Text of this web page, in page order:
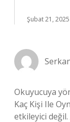
Şubat 21, 2025
Okuyucuya
Kaç Kişi Ile
etkileyici değil.